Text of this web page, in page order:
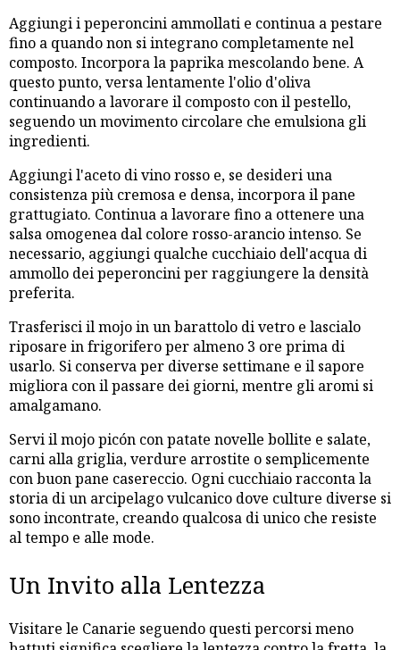
Aggiungi i peperoncini ammollati e continua a pestare
fino a quando non si integrano completamente nel
composto. Incorpora la paprika mescolando bene. A
questo punto, versa lentamente l'olio d'oliva
continuando a lavorare il composto con il pestello,
seguendo un movimento circolare che emulsiona gli
ingredienti.
Aggiungi l'aceto di vino rosso e, se desideri una
consistenza più cremosa e densa, incorpora il pane
grattugiato. Continua a lavorare fino a ottenere una
salsa omogenea dal colore rosso-arancio intenso. Se
necessario, aggiungi qualche cucchiaio dell'acqua di
ammollo dei peperoncini per raggiungere la densità
preferita.
Trasferisci il mojo in un barattolo di vetro e lascialo
riposare in frigorifero per almeno 3 ore prima di
usarlo. Si conserva per diverse settimane e il sapore
migliora con il passare dei giorni, mentre gli aromi si
amalgamano.
Servi il mojo picón con patate novelle bollite e salate,
carni alla griglia, verdure arrostite o semplicemente
con buon pane casereccio. Ogni cucchiaio racconta la
storia di un arcipelago vulcanico dove culture diverse si
sono incontrate, creando qualcosa di unico che resiste
al tempo e alle mode.
Un Invito alla Lentezza
Visitare le Canarie seguendo questi percorsi meno